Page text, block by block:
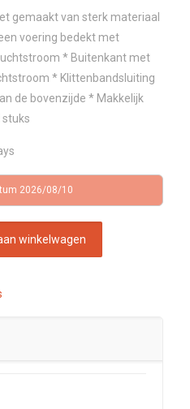
gemaakt van sterk materiaal
voering bedekt met
* Buitenkant met
* Klittenbandsluiting
de bovenzijde * Makkelijk
stuks
2026/08/10
winkelwagen